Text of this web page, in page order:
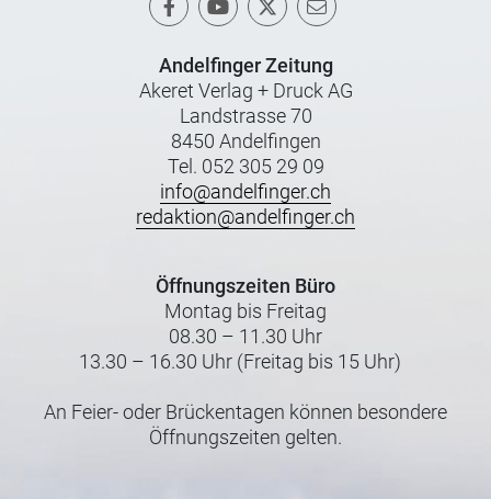
Andelfinger Zeitung
Akeret Verlag + Druck AG
Landstrasse 70
8450 Andelfingen
Tel. 052 305 29 09
info@andelfinger.ch
redaktion@andelfinger.ch
Öffnungszeiten Büro
Montag bis Freitag
08.30 – 11.30 Uhr
13.30 – 16.30 Uhr (Freitag bis 15 Uhr)
An Feier- oder Brückentagen können besondere
Öffnungszeiten gelten.